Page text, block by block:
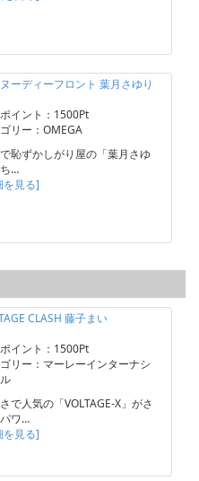
ーディーフロント 葉月さゆり
イント：1500Pt
リー：OMEGA
恥ずかしがり屋の「葉月さゆ
…
を見る]
CLASH 藤子まい
イント：1500Pt
リー：マーレーインターナシ
で人気の「VOLTAGE-X」がさ
ワ…
を見る]